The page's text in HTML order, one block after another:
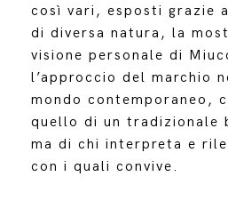
così vari, esposti grazie
di diversa natura, la
visione personale di
l’approccio del marchio
mondo contemporaneo,
quello di un tradizionale
ma di chi interpreta e
con i quali convive.